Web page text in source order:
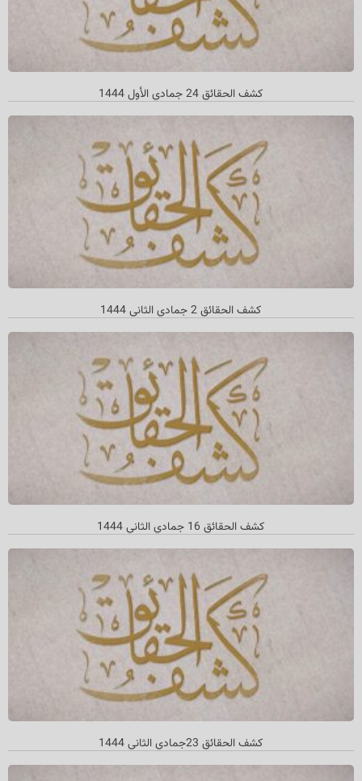
کشف الحقائق 24 جمادي الأول 1444
كشف الحقائق 2 جمادي الثاني 1444
کشف الحقائق 16 جمادي الثاني 1444
كشف الحقائق 23جمادي الثاني 1444